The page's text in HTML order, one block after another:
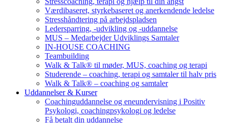
Værdibaseret, styrkebaseret og anerkendende ledelse
Stresshåndtering på arbejdspladsen
Ledersparring, -udvikling og -uddannelse
MUS – Medarbejder Udviklings Samtaler
IN-HOUSE COACHING
Teambuilding
Walk & Talk® til møder, MUS, coaching og terapi
Studerende – coaching, terapi og samtaler til halv pris
Walk & Talk® – coaching og samtaler
Uddannelser & Kurser
Coachinguddannelse og eneundervisning i Positiv
Psykologi, coachingpsykologi og ledelse
Få betalt din uddannelse